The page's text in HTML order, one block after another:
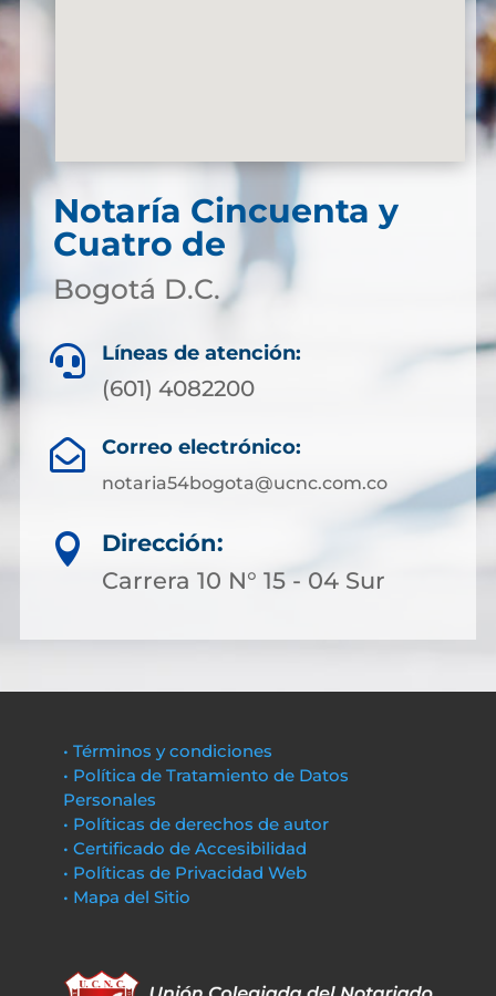
Notaría Cincuenta y
Cuatro de
Bogotá D.C.
 Líneas de atención:
(601) 4082200
 Correo electrónico:
notaria54bogota@ucnc.com.co

Dirección:
Carrera 10 N° 15 - 04 Sur
• Términos y condiciones
• Política de Tratamiento de Datos
Personales
• Políticas de derechos de autor
• Certificado de Accesibilidad
• Políticas de Privacidad Web
• Mapa del Sitio